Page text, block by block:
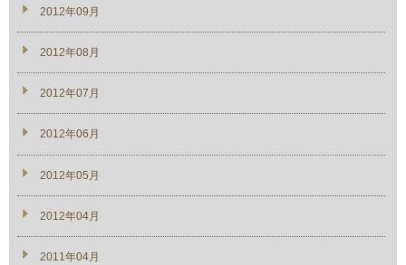
2012年09月
2012年08月
2012年07月
2012年06月
2012年05月
2012年04月
2011年04月